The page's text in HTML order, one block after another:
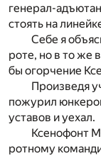
генерал-
стоять на
Себе я
роте, но в то же
бы огорчение
Произведя
пожурил
уставов и уехал.
Ксенофонт
ротному